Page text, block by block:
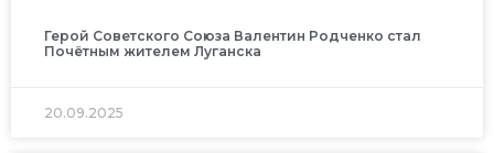
Герой Советского Союза Валентин Родченко стал
Почётным жителем Луганска
20.09.2025